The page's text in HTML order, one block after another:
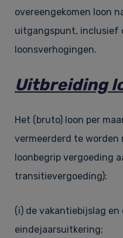
overeengekomen loon
uitgangspunt, inclusief
loonsverhogingen.
Uitbreiding
Het (bruto) loon per
vermeerderd te worden
loonbegrip vergoeding
transitievergoeding):
(i) de vakantiebijslag en
eindejaarsuitkering;